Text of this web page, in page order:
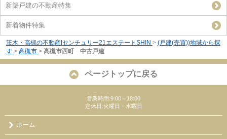
新築戸建の不動産特集
新着物件特集
茨木・高槻の不動産|センチュリー21エステートSHIN > (戸建(売買))地域から探
す > 高槻市 > 高槻市西町 中古戸建
ページトップに戻る
営業時間:9:00～18:00
定休日:火曜日・水曜日
ホーム